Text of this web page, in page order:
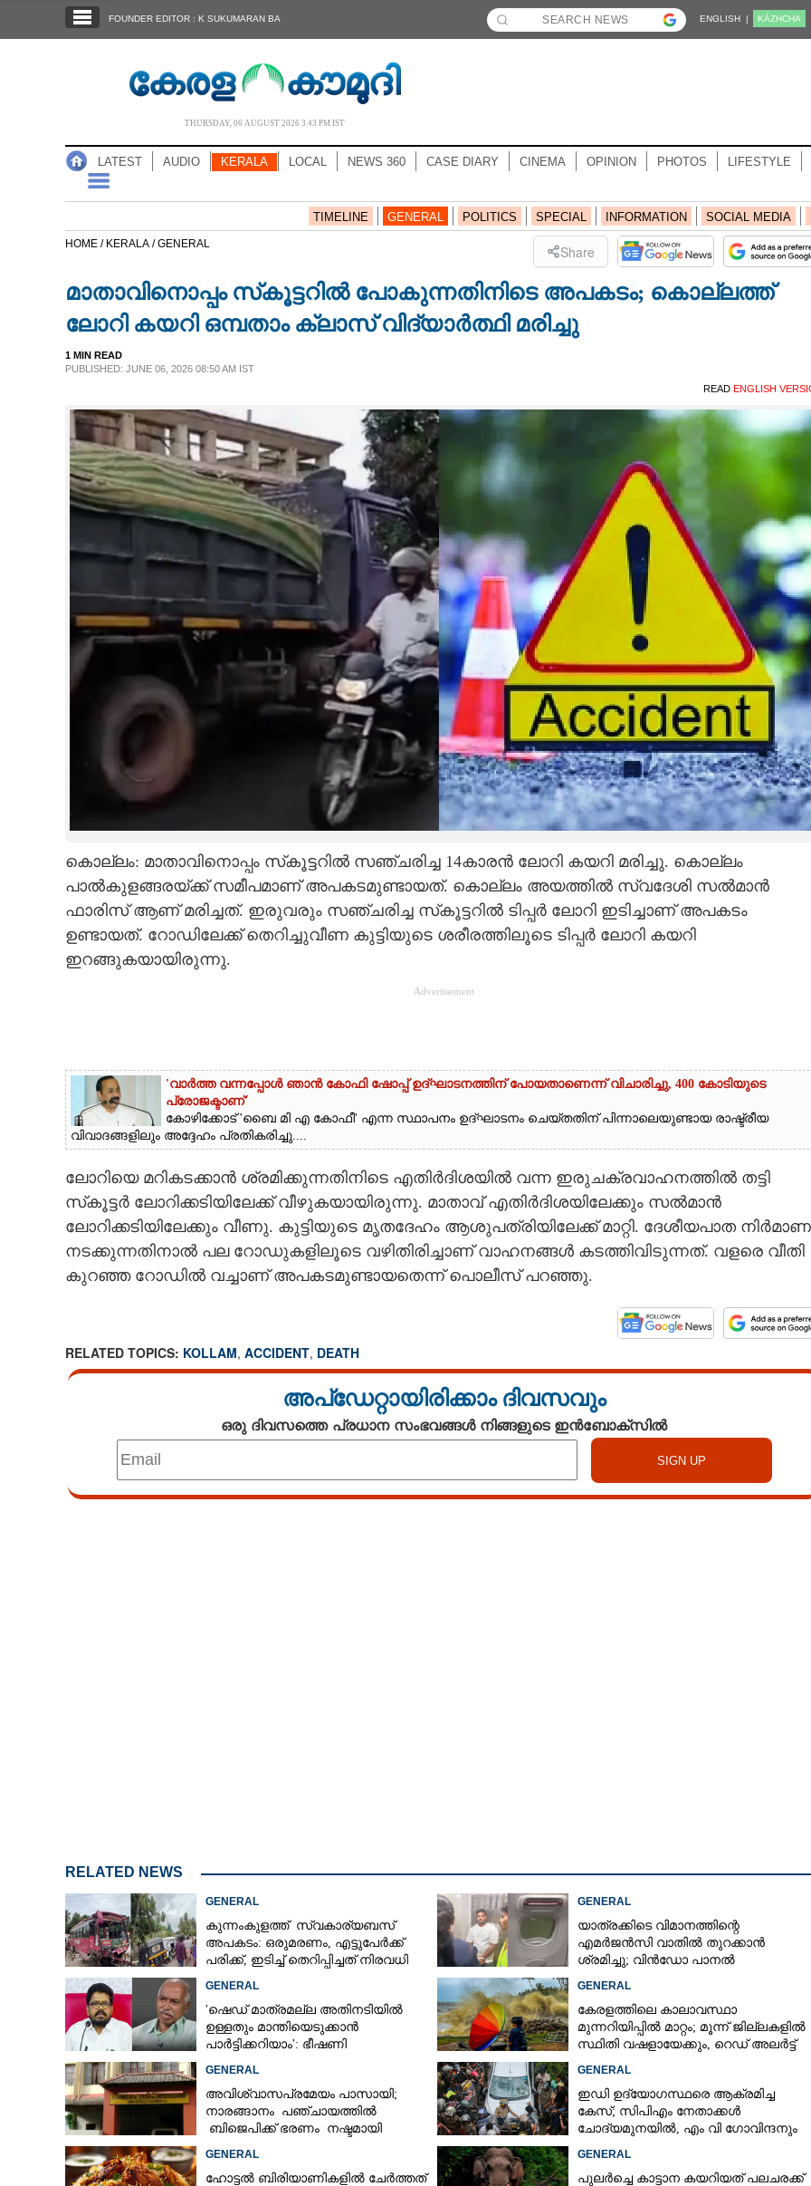
NOTIFIED NEWS
NEWS 360
CASE DIARY
LITERATURE
FOUNDER EDITOR : K SUKUMARAN BA ENGLISH | KĀZHCHA
THURSDAY, 06 AUGUST 2026 3.43 PM IST
LATEST AUDIO KERALA LOCAL NEWS 360 CASE DIARY CINEMA OPINION PHOTOS LIFESTYLE
TIMELINE GENERAL POLITICS SPECIAL INFORMATION SOCIAL MEDIA
HOME / KERALA /GENERAL Share
മാതാവിനൊപ്പം സ്‌കൂട്ടറിൽ പോകുന്നതിനിടെ അപകടം; കൊല്ലത്ത്
ലോറി കയറി ഒമ്പതാം ക്ലാസ് വിദ്യാർത്ഥി മരിച്ചു
1 MIN READ
PUBLISHED: JUNE 06, 2026 08:50 AM IST
READ ENGLISH
കൊല്ലം: മാതാവിനൊപ്പം സ്‌കൂട്ടറിൽ സഞ്ചരിച്ച 14കാരൻ ലോറി കയറി മരിച്ചു. കൊല്ലം
പാൽകുളങ്ങരയ്ക്ക് സമീപമാണ് അപകടമുണ്ടായത്. കൊല്ലം അയത്തിൽ സ്വദേശി സൽമാൻ
ഫാരിസ് ആണ് മരിച്ചത്. ഇരുവരും സഞ്ചരിച്ച സ്‌കൂട്ടറിൽ ടിപ്പർ ലോറി ഇടിച്ചാണ് അപകടം
ഉണ്ടായത്. റോഡിലേക്ക് തെറിച്ചുവീണ കുട്ടിയുടെ ശരീരത്തിലൂടെ ടിപ്പർ ലോറി കയറി
ഇറങ്ങുകയായിരുന്നു.
Advertisement
'വാർത്ത വന്നപ്പോൾ ഞാൻ കോഫി ഷോപ്പ് ഉദ്ഘാടനത്തിന് പോയതാണെന്ന് വിചാരിച്ചു, 400 കോടിയുടെ
പ്രോജക്ടാണ്'
കോഴിക്കോട് 'ബൈ മി എ കോഫീ' എന്ന സ്ഥാപനം ഉദ്ഘാടനം ചെയ്തതിന് പിന്നാലെയുണ്ടായ രാഷ്ട്രീയ
വിവാദങ്ങളിലും അദ്ദേഹം പ്രതികരിച്ചു....
ലോറിയെ മറികടക്കാൻ ശ്രമിക്കുന്നതിനിടെ എതിർദിശയിൽ വന്ന ഇരുചക്രവാഹനത്തിൽ തട്ടി
സ്‌കൂട്ടർ ലോറിക്കടിയിലേക്ക് വീഴുകയായിരുന്നു. മാതാവ് എതിർദിശയിലേക്കും സൽമാൻ
ലോറിക്കടിയിലേക്കും വീണു. കുട്ടിയുടെ മൃതദേഹം ആശുപത്രിയിലേക്ക് മാറ്റി. ദേശീയപാത
നടക്കുന്നതിനാൽ പല റോഡുകളിലൂടെ വഴിതിരിച്ചാണ് വാഹനങ്ങൾ കടത്തിവിടുന്നത്. വളരെ വീതി
കുറഞ്ഞ റോഡിൽ വച്ചാണ് അപകടമുണ്ടായതെന്ന് പൊലീസ് പറഞ്ഞു.
RELATED TOPICS: KOLLAM, ACCIDENT, DEATH
അപ്ഡേറ്റായിരിക്കാം ദിവസവും
ഒരു ദിവസത്തെ പ്രധാന സംഭവങ്ങൾ നിങ്ങളുടെ ഇൻബോക്സിൽ
RELATED NEWS
GENERAL
കുന്നംകുളത്ത് സ്വകാര്യബസ്
അപകടം: ഒരുമരണം, എട്ടുപേർക്ക്
പരിക്ക്, ഇടിച്ച് തെറിപ്പിച്ചത് നിരവധി
GENERAL
യാത്രക്കിടെ വിമാനത്തിന്റെ
എമർജൻസി വാതിൽ തുറക്കാൻ
ശ്രമിച്ചു; വിൻഡോ പാനൽ
GENERAL
'ഷെഡ് മാത്രമല്ല അതിനടിയിൽ
ഉള്ളതും മാന്തിയെടുക്കാൻ
പാർട്ടിക്കറിയാം': ഭീഷണി
GENERAL
കേരളത്തിലെ കാലാവസ്ഥാ
മുന്നറിയിപ്പിൽ മാറ്റം; മൂന്ന് ജില്ലകളിൽ
സ്ഥിതി വഷളായേക്കും, റെഡ് അലർട്ട്
GENERAL
അവിശ്വാസപ്രമേയം പാസായി;
നാരങ്ങാനം പഞ്ചായത്തിൽ
ബിജെപിക്ക് ഭരണം നഷ്ടമായി
GENERAL
ഇഡി ഉദ്യോഗസ്ഥരെ ആക്രമിച്ച
കേസ്; സിപിഎം നേതാക്കൾ
ചോദ്യമുനയിൽ, എം വി ഗോവിന്ദനും
GENERAL
ഹോട്ടൽ ബിരിയാണികളിൽ ചേർത്തത്
GENERAL
പുലർച്ചെ കാട്ടാന കയറിയത് പലചരക്ക്
മാതാവിനൊപ്പം സ്‌കൂട്ടറിൽ
പോകുന്നതിനിടെ അപകടം; കൊല്ലത്ത്
ലോറി കയറി ഒമ്പതാം ക്ലാസ്
Copy Link